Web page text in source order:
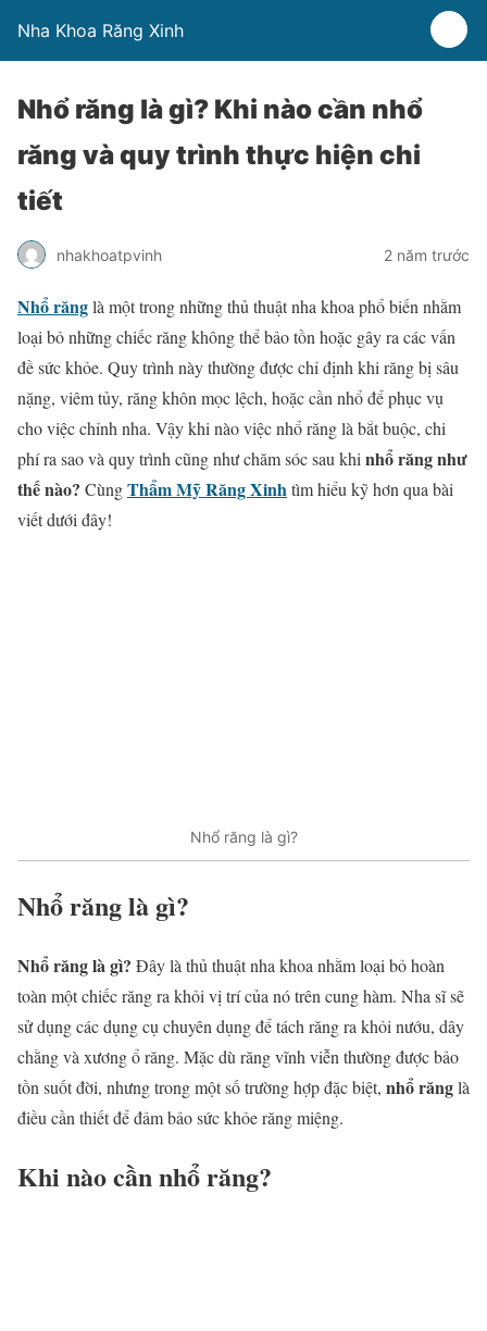
Nha Khoa Răng Xinh
Nhổ răng là gì? Khi nào cần nhổ
răng và quy trình thực hiện chi
tiết
nhakhoatpvinh 2 năm trước
Nhổ rănglà một trong những thủ thuật nha khoa phổ biến nhằm
loại bỏ những chiếc răng không thể bảo tồn hoặc gây ra các vấn
đề sức khỏe. Quy trình này thường được chỉ định khi răng bị sâu
nặng, viêm tủy, răng khôn mọc lệch, hoặc cần nhổ để phục vụ
cho việc chỉnh nha. Vậy khi nào việc nhổ răng là bắt buộc, chi
phí ra sao và quy trình cũng như chăm sóc sau khi nhổ răng như
thế nào? CùngThẩm Mỹ Răng Xinhtìm hiểu kỹ hơn qua bài
viết dưới đây!
Nhổ răng là gì?
Nhổ răng là gì?
Nhổ răng là gì? Đây là thủ thuật nha khoa nhằm loại bỏ hoàn
toàn một chiếc răng ra khỏi vị trí của nó trên cung hàm. Nha sĩ sẽ
sử dụng các dụng cụ chuyên dụng để tách răng ra khỏi nướu, dây
chằng và xương ổ răng. Mặc dù răng vĩnh viễn thường được bảo
tồn suốt đời, nhưng trong một số trường hợp đặc biệt, nhổ rănglà
điều cần thiết để đảm bảo sức khỏe răng miệng.
Khi nào cần nhổ răng?